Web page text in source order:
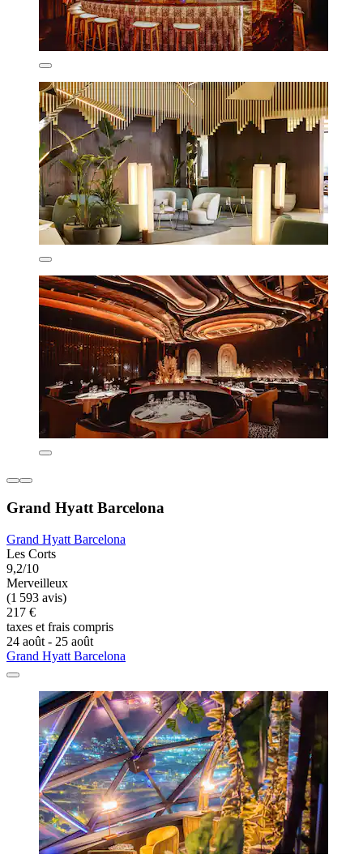
Grand Hyatt Barcelona
Grand Hyatt Barcelona
Les Corts
9,2/10
Merveilleux
(1 593 avis)
217 €
taxes et frais compris
24 août - 25 août
Grand Hyatt Barcelona